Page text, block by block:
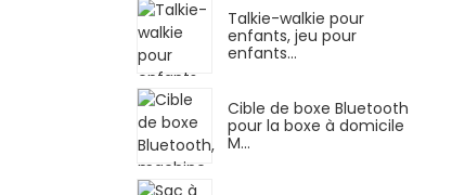
Talkie-walkie pour
enfants, jeu pour
enfants...
Cible de boxe Bluetooth
pour la boxe à domicile
M...